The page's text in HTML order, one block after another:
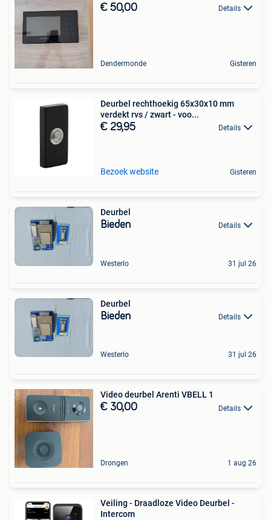
€ 50,00 Details
Dendermonde Gisteren
Deurbel rechthoekig 65x30x10 mm
verdekt rvs / zwart - voo...
€ 29,95 Details
Bezoek website Gisteren
Deurbel
Bieden Details
Westerlo 31 jul 26
Deurbel
Bieden Details
Westerlo 31 jul 26
Video deurbel Arenti VBELL 1
€ 30,00 Details
Drongen 1 aug 26
Veiling - Draadloze Video Deurbel -
Intercom